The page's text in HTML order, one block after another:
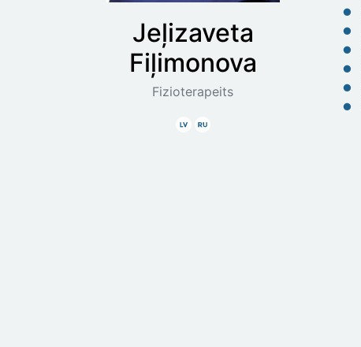
Jeļizaveta
Fiļimonova
Fizioterapeits
LatviskiKrieviski